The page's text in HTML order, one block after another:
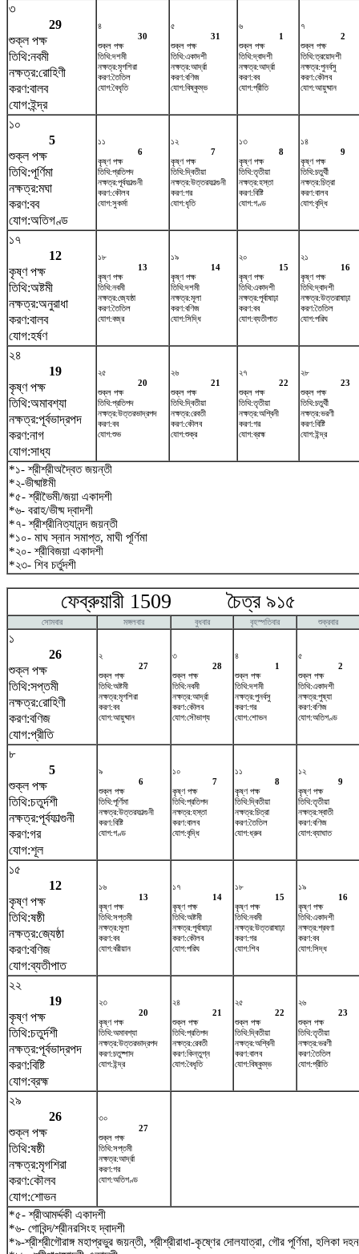
৩
29
শুক্ল পক্ষ
তিথি:নবমী
নক্ষত্র:রোহিণী
করণ:বালব
যোগ:ইন্দ্র
৪
30
শুক্ল পক্ষ
তিথি:দশমী
নক্ষত্র:মৃগশিরা
করণ:তৈতিল
যোগ:বৈধৃতি
৫
31
শুক্ল পক্ষ
তিথি:একাদশী
নক্ষত্র:আর্দ্রা
করণ:বণিজ
যোগ:বিষ্কুম্ভ
৬
1
শুক্ল পক্ষ
তিথি:দ্বাদশী
নক্ষত্র:আর্দ্রা
করণ:বব
যোগ:প্রীতি
৭
2
শুক্ল পক্ষ
তিথি:ত্রয়োদশী
নক্ষত্র:পুনর্বসু
করণ:কৌলব
যোগ:আয়ুষ্মান
১০
5
শুক্ল পক্ষ
তিথি:পূর্ণিমা
নক্ষত্র:মঘা
করণ:বব
যোগ:অতিগণ্ড
১১
6
কৃষ্ণ পক্ষ
তিথি:প্রতিপদ
নক্ষত্র:পূর্বফাল্গুনী
করণ:কৌলব
যোগ:সুকর্মা
১২
7
কৃষ্ণ পক্ষ
তিথি:দ্বিতীয়া
নক্ষত্র:উত্তরফাল্গুনী
করণ:গর
যোগ:ধৃতি
১৩
8
কৃষ্ণ পক্ষ
তিথি:তৃতীয়া
নক্ষত্র:হস্তা
করণ:বিষ্টি
যোগ:গণ্ড
১৪
9
কৃষ্ণ পক্ষ
তিথি:চতুর্থী
নক্ষত্র:চিত্রা
করণ:বালব
যোগ:বৃদ্ধি
১৭
12
কৃষ্ণ পক্ষ
তিথি:অষ্টমী
নক্ষত্র:অনুরাধা
করণ:বালব
যোগ:হর্ষণ
১৮
13
কৃষ্ণ পক্ষ
তিথি:নবমী
নক্ষত্র:জ্যেষ্ঠা
করণ:তৈতিল
যোগ:বজ্র
১৯
14
কৃষ্ণ পক্ষ
তিথি:দশমী
নক্ষত্র:মূলা
করণ:বণিজ
যোগ:সিদ্ধি
২০
15
কৃষ্ণ পক্ষ
তিথি:একাদশী
নক্ষত্র:পূর্বাষাঢ়া
করণ:বব
যোগ:ব্যতীপাত
২১
16
কৃষ্ণ পক্ষ
তিথি:দ্বাদশী
নক্ষত্র:উত্তরাষাঢ়া
করণ:তৈতিল
যোগ:পরিঘ
২৪
19
কৃষ্ণ পক্ষ
তিথি:অমাবশ্যা
নক্ষত্র:পূর্বভাদ্রপদ
করণ:নাগ
যোগ:সাধ্য
২৫
20
শুক্ল পক্ষ
তিথি:প্রতিপদ
নক্ষত্র:উত্তরভাদ্রপদ
করণ:বব
যোগ:শুভ
২৬
21
শুক্ল পক্ষ
তিথি:দ্বিতীয়া
নক্ষত্র:রেবতী
করণ:কৌলব
যোগ:শুক্র
২৭
22
শুক্ল পক্ষ
তিথি:তৃতীয়া
নক্ষত্র:অশ্বিনী
করণ:গর
যোগ:ব্রহ্ম
২৮
23
শুক্ল পক্ষ
তিথি:চতুর্থী
নক্ষত্র:ভরণী
করণ:বিষ্টি
যোগ:ইন্দ্র
*১- শ্রীশ্রীঅদ্বৈত জয়ন্তী
*২-ভীষ্মাষ্টমী
*৫- শ্রীভৈমী/জয়া একাদশী
*৬- বরাহ/ভীষ্ম দ্বাদশী
*৭- শ্রীশ্রীনিত্যানন্দ জয়ন্তী
*১০- মাঘ স্নান সমাপ্ত, মাঘী পূর্ণিমা
*২০- শ্রীবিজয়া একাদশী
*২৩- শিব চর্তুদশী
ফেব্রুয়ারী 1509 চৈত্র ৯১৫
সোমবার মঙ্গলবার বুধবার বৃহস্পতিবার শুক্রবার
১
26
শুক্ল পক্ষ
তিথি:সপ্তমী
নক্ষত্র:রোহিণী
করণ:বণিজ
যোগ:প্রীতি
২
27
শুক্ল পক্ষ
তিথি:অষ্টমী
নক্ষত্র:মৃগশিরা
করণ:বব
যোগ:আয়ুষ্মান
৩
28
শুক্ল পক্ষ
তিথি:নবমী
নক্ষত্র:আর্দ্রা
করণ:কৌলব
যোগ:সৌভাগ্য
৪
1
শুক্ল পক্ষ
তিথি:দশমী
নক্ষত্র:পুনর্বসু
করণ:গর
যোগ:শোভন
৫
2
শুক্ল পক্ষ
তিথি:একাদশী
নক্ষত্র:পুষ্যা
করণ:বণিজ
যোগ:অতিগণ্ড
৮
5
শুক্ল পক্ষ
তিথি:চতুর্দশী
নক্ষত্র:পূর্বফাল্গুনী
করণ:গর
যোগ:শূল
৯
6
শুক্ল পক্ষ
তিথি:পূর্ণিমা
নক্ষত্র:উত্তরফাল্গুনী
করণ:বিষ্টি
যোগ:গণ্ড
১০
7
কৃষ্ণ পক্ষ
তিথি:প্রতিপদ
নক্ষত্র:হস্তা
করণ:বালব
যোগ:বৃদ্ধি
১১
8
কৃষ্ণ পক্ষ
তিথি:দ্বিতীয়া
নক্ষত্র:চিত্রা
করণ:তৈতিল
যোগ:ধ্রুব
১২
9
কৃষ্ণ পক্ষ
তিথি:তৃতীয়া
নক্ষত্র:স্বাতী
করণ:বণিজ
যোগ:ব্যাঘাত
১৫
12
কৃষ্ণ পক্ষ
তিথি:ষষ্ঠী
নক্ষত্র:জ্যেষ্ঠা
করণ:বণিজ
যোগ:ব্যতীপাত
১৬
13
কৃষ্ণ পক্ষ
তিথি:সপ্তমী
নক্ষত্র:মূলা
করণ:বব
যোগ:বরীয়ান
১৭
14
কৃষ্ণ পক্ষ
তিথি:অষ্টমী
নক্ষত্র:পূর্বাষাঢ়া
করণ:কৌলব
যোগ:পরিঘ
১৮
15
কৃষ্ণ পক্ষ
তিথি:নবমী
নক্ষত্র:উত্তরাষাঢ়া
করণ:গর
যোগ:শিব
১৯
16
কৃষ্ণ পক্ষ
তিথি:একাদশী
নক্ষত্র:শ্রবণা
করণ:বব
যোগ:সিদ্ধ
২২
19
কৃষ্ণ পক্ষ
তিথি:চতুর্দশী
নক্ষত্র:পূর্বভাদ্রপদ
করণ:বিষ্টি
যোগ:ব্রহ্ম
২৩
20
কৃষ্ণ পক্ষ
তিথি:অমাবশ্যা
নক্ষত্র:উত্তরভাদ্রপদ
করণ:চতুষ্পাদ
যোগ:ইন্দ্র
২৪
21
শুক্ল পক্ষ
তিথি:প্রতিপদ
নক্ষত্র:রেবতী
করণ:কিন্তুগ্ন
যোগ:বৈধৃতি
২৫
22
শুক্ল পক্ষ
তিথি:দ্বিতীয়া
নক্ষত্র:অশ্বিনী
করণ:বালব
যোগ:বিষ্কুম্ভ
২৬
23
শুক্ল পক্ষ
তিথি:তৃতীয়া
নক্ষত্র:ভরণী
করণ:তৈতিল
যোগ:প্রীতি
২৯
26
শুক্ল পক্ষ
তিথি:ষষ্ঠী
নক্ষত্র:মৃগশিরা
করণ:কৌলব
যোগ:শোভন
৩০
27
শুক্ল পক্ষ
তিথি:সপ্তমী
নক্ষত্র:আর্দ্রা
করণ:গর
যোগ:অতিগণ্ড
*৫- শ্রীআমর্দ্দকী একাদশী
*৬- গোবিন্দ/শ্রীনরসিংহ দ্বাদশী
*৯-শ্রীশ্রীগৌরাঙ্গ মহাপ্রভুর জয়ন্তী, শ্রীশ্রীরাধা-কৃষ্ণের দোলযাত্রা, গৌর পূর্ণিমা, হলিকা দহন